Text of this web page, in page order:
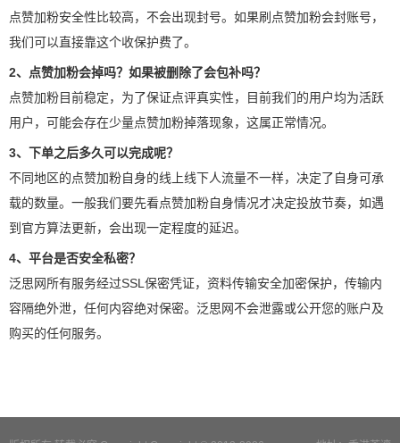
点赞加粉安全性比较高，不会出现封号。如果刷点赞加粉会封账号，
我们可以直接靠这个收保护费了。
2、点赞加粉会掉吗？如果被删除了会包补吗？
点赞加粉目前稳定，为了保证点评真实性，目前我们的用户均为活跃
用户，可能会存在少量点赞加粉掉落现象，这属正常情况。
3、下单之后多久可以完成呢？
不同地区的点赞加粉自身的线上线下人流量不一样，决定了自身可承
载的数量。一般我们要先看点赞加粉自身情况才决定投放节奏，如遇
到官方算法更新，会出现一定程度的延迟。
4、平台是否安全私密？
泛思网所有服务经过SSL保密凭证，资料传输安全加密保护，传输内
容隔绝外泄，任何内容绝对保密。泛思网不会泄露或公开您的账户及
购买的任何服务。